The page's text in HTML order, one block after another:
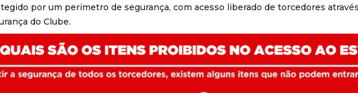
por um perímetro de segurança, com acesso liberado de torcedores
do Clube.